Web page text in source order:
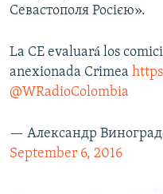
Севастополя Росією».
La CE evaluará los
anexionada Crimea
@WRadioColombia
— Александр
September 6, 2016